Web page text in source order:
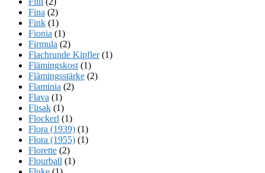
Fina (2)
Fink (1)
Fionia (1)
Firmula (2)
Flachrunde Kipfler(1)
Flämingskost (1)
Flämingsstärke (2)
Flaminia (2)
Flava (1)
Flisak (1)
Flockerl (1)
Flora (1939) (1)
Flora (1955) (1)
Florette (2)
Flourball (1)